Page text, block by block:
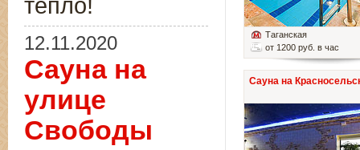
Таганская
от 1200 руб. в час
Сауна на
тепло!
12.11.2020
Сауна на
улице
Свободы